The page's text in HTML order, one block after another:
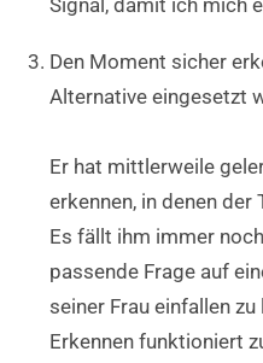
Signal, damit ich mich
Den Moment sicher
Alternative eingesetzt
Er hat mittlerweile
erkennen, in denen
Es fällt ihm immer
passende Frage auf
seiner Frau einfallen
Erkennen funktioniert